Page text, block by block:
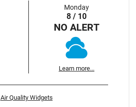
Monday
8 / 10
NO ALERT
Learn more...
Air Quality Widgets